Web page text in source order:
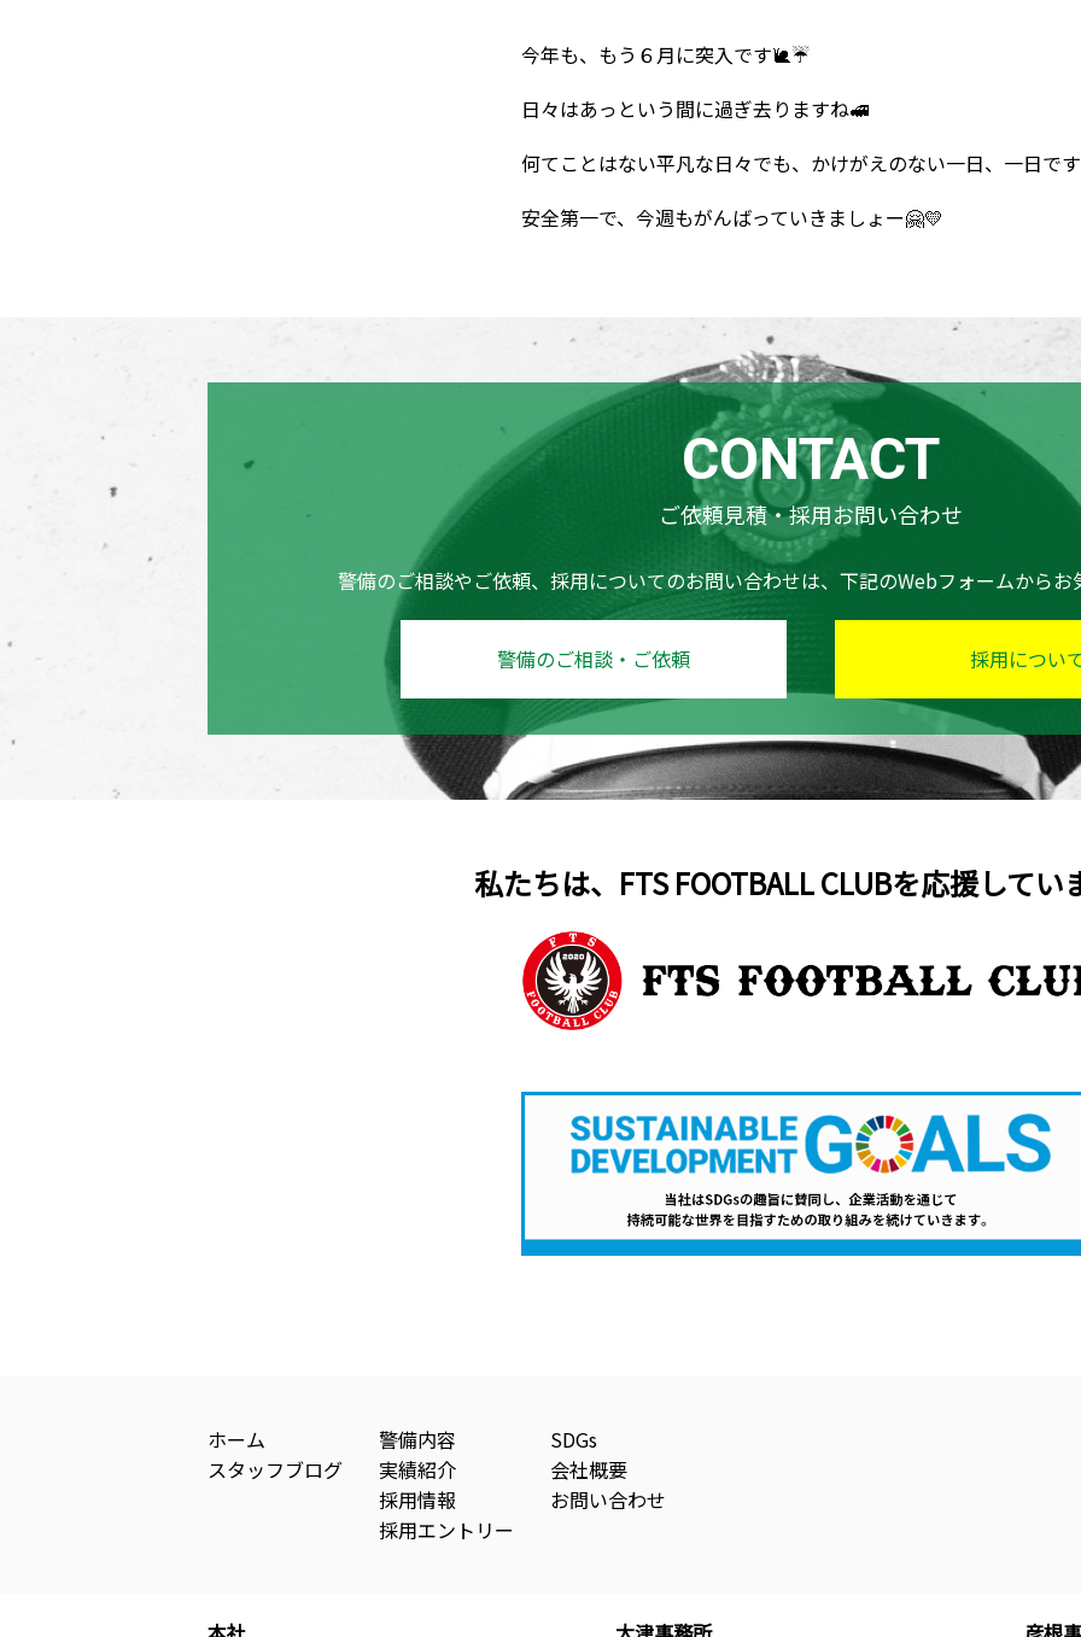
今年も、もう６月に突入です🐌☔️
日々はあっという間に過ぎ去りますね🚅
何てことはない平凡な日々でも、かけがえのない一日、一日で
安全第一で、今週もがんばっていきましょー🤗💛
CONTACT
ご依頼見積・採用お問い合わせ
警備のご相談やご依頼、採用についてのお問い合わせは、下記のWebフォームから
警備のご相談・ご依頼 採用につい
私たちは、FTS FOOTBALL CLUBを応援してい
ホーム
スタッフブログ
警備内容
実績紹介
採用情報
採用エントリー
SDGs
会社概要
お問い合わせ